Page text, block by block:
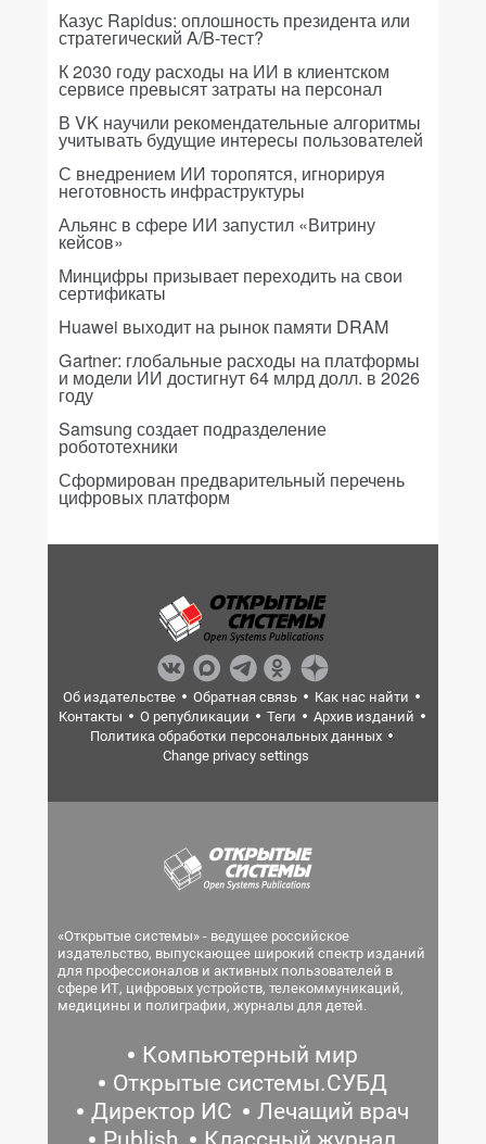
Казус Rapidus: оплошность президента или
стратегический A/B-тест?
К 2030 году расходы на ИИ в клиентском
сервисе превысят затраты на персонал
В VK научили рекомендательные алгоритмы
учитывать будущие интересы пользователей
С внедрением ИИ торопятся, игнорируя
неготовность инфраструктуры
Альянс в сфере ИИ запустил «Витрину
кейсов»
Минцифры призывает переходить на свои
сертификаты
Huawei выходит на рынок памяти DRAM
Gartner: глобальные расходы на платформы
и модели ИИ достигнут 64 млрд долл. в 2026
году
Samsung создает подразделение
робототехники
Сформирован предварительный перечень
цифровых платформ
Об издательстве Обратная связь
Как нас найти
Контакты
О републикации Теги
Архив изданий
Политика обработки персональных данных
Change privacy settings
«Открытые системы» - ведущее российское
издательство, выпускающее широкий спектр изданий
для профессионалов и активных пользователей в
сфере ИТ, цифровых устройств, телекоммуникаций,
медицины и полиграфии, журналы для детей.
Компьютерный мир
Открытые системы.СУБД
Директор ИС
Лечащий врач